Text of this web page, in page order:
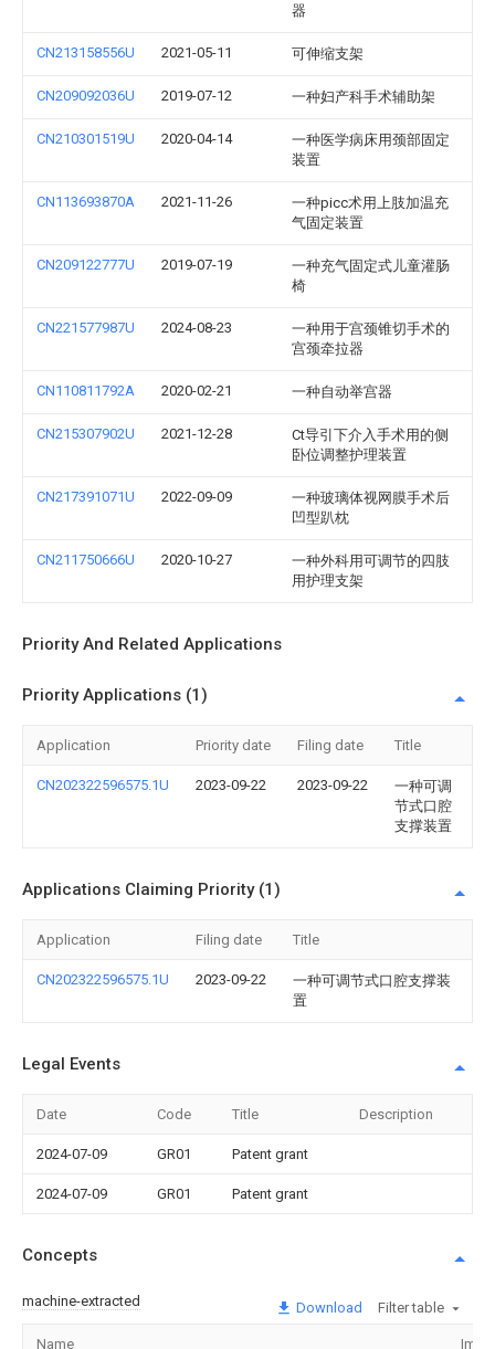
器
CN213158556U 2021-05-11 可伸缩支架
CN209092036U 2019-07-12 一种妇产科手术辅助架
CN210301519U 2020-04-14
一种医学病床用颈部固定
装置
CN113693870A 2021-11-26
一种picc术用上肢加温充
气固定装置
CN209122777U 2019-07-19
一种充气固定式儿童灌肠
椅
CN221577987U 2024-08-23
一种用于宫颈锥切手术的
宫颈牵拉器
CN110811792A 2020-02-21 一种自动举宫器
CN215307902U 2021-12-28
Ct导引下介入手术用的侧
卧位调整护理装置
CN217391071U 2022-09-09
一种玻璃体视网膜手术后
凹型趴枕
CN211750666U 2020-10-27
一种外科用可调节的四肢
用护理支架
Priority And Related Applications
Priority Applications (1)
Application Priority date Filing date Title
CN202322596575.1U 2023-09-22 2023-09-22
一种可调
节式口腔
支撑装置
Applications Claiming Priority (1)
Application Filing date Title
CN202322596575.1U 2023-09-22
一种可调节式口腔支撑装
置
Legal Events
Date Code Title Description
2024-07-09 GR01 Patent grant
2024-07-09 GR01 Patent grant
Concepts
machine-extracted Download Filter table
Name